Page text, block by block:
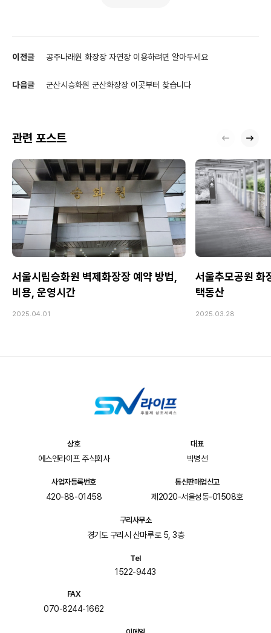
이전글 공주나래원 화장장 자연장 이용하려면 알아두세요
다음글 군산시승화원 군산화장장 이곳부터 찾습니다
관련 포스트
서울시립승화원 벽제화장장 예약 방법,
비용, 운영시간
2025.04.01
서울추모공원 화
택동산
2025.03.28
상호
에스엔라이프 주식회사
대표
박병선
사업자등록번호
420-88-01458
통신판매업신고
제2020-서울성동-01508호
구리사무소
경기도 구리시 산마루로 5, 3층
Tel
1522-9443
FAX
070-8244-1662